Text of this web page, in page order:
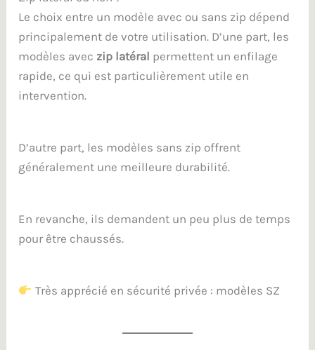
Le choix entre un modèle avec ou sans zip dépend
principalement de votre utilisation. D’une part, les
modèles avec zip latéral permettent un enfilage
rapide, ce qui est particulièrement utile en
intervention.
D’autre part, les modèles sans zip offrent
généralement une meilleure durabilité.
En revanche, ils demandent un peu plus de temps
pour être chaussés.
Très apprécié en sécurité privée : modèles SZ